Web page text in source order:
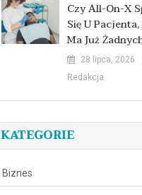
Czy All-On-X
Się U
Ma Już
28 lipca, 2026
Redakcja
KATEGORIE
Biznes